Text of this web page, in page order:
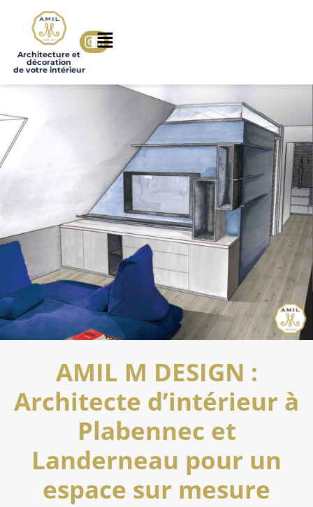
Architecture et
décoration
de votre intérieur
AMIL M DESIGN :
Architecte d’intérieur à
Plabennec et
Landerneau pour un
espace sur mesure